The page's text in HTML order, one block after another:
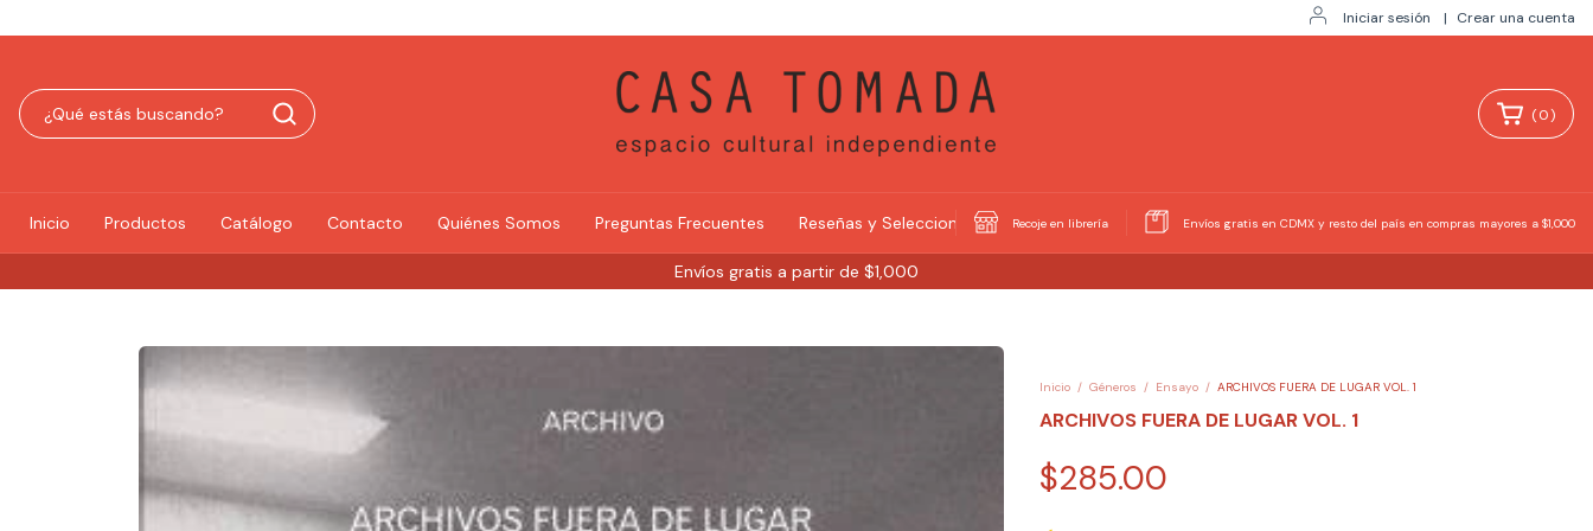
Iniciar sesión | Crear una cuenta
Envíos gratis a partir de $1,000
(0)
Inicio Productos Catálogo Contacto Quiénes Somos Preguntas Frecuentes Reseñas y Selecciones Recoje en librería Envíos gratis en CDMX y resto del país en compras mayores a $1,000
Inicio / Géneros / Ensayo / ARCHIVOS FUERA DE LUGAR VOL. 1
ARCHIVOS FUERA DE LUGAR VOL. 1
$285.00